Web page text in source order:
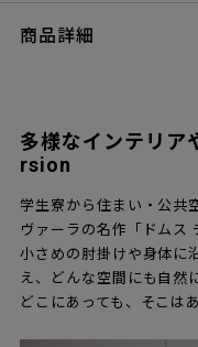
商品詳細
多様なインテリア
rsion
学生寮から住まい・公共
ヴァーラの名作「ドムス
小さめの肘掛けや身体に
え、どんな空間にも自然
どこにあっても、そこは